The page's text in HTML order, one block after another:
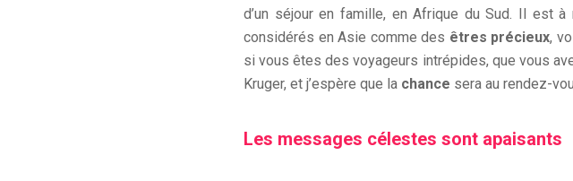
d’un séjour en famille, en Afrique du Sud. Il est
considérés en Asie comme des êtres précieux,
si vous êtes des voyageurs intrépides, que vous
Kruger, et j’espère que la chance sera au rendez-
Les messages célestes sont apaisants